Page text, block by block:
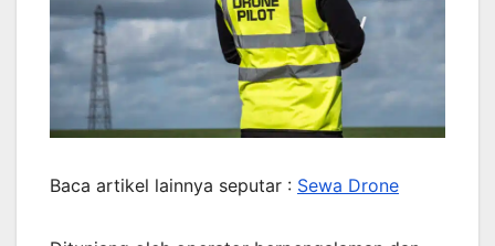
Baca artikel lainnya seputar : Sewa Drone